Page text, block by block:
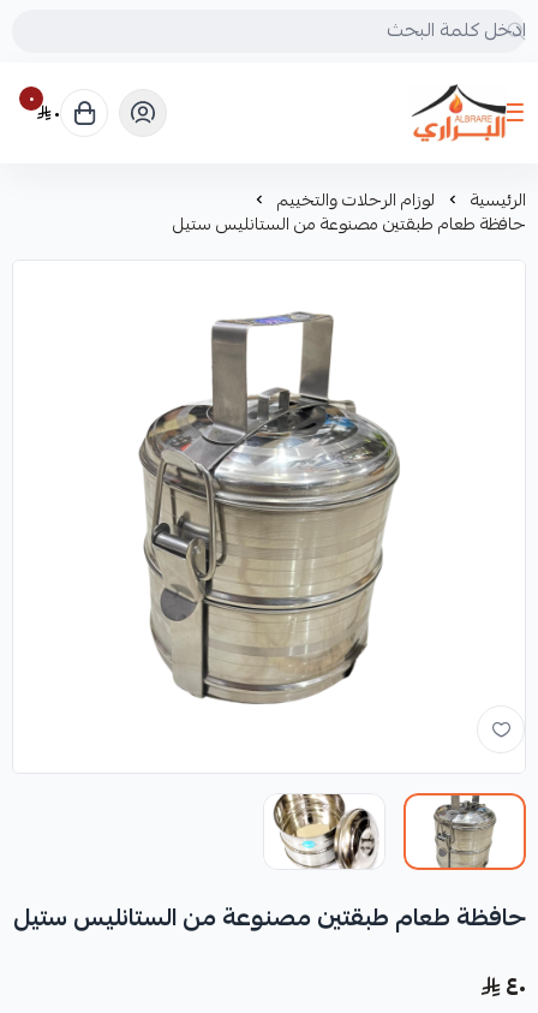
البراري للرحلات
٠ ٠
الرئيسية لوزام الرحلات والتخييم
حافظة طعام طبقتين مصنوعة من الستانليس ستيل
حافظة طعام طبقتين مصنوعة من الستانليس ستيل
٤٠